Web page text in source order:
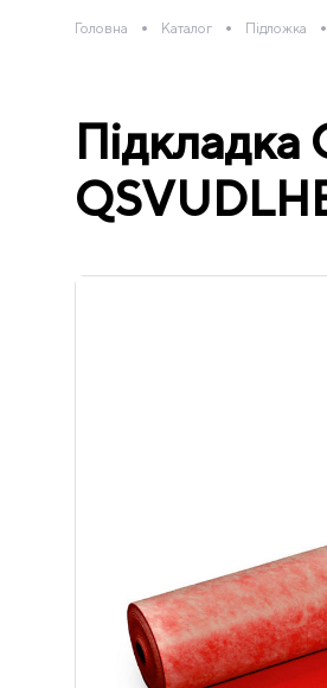
Головна • Каталог • Підложка •